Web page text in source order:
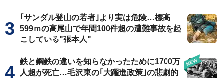
｢サンダル登山の若者｣より実は危険…標高
599ｍの高尾山で年間100件超の遭難事故を起
こしている"張本人"
鉄と鋼鉄の違いを知らなかったために1700万
人超が死亡…毛沢東の｢大躍進政策｣の悲劇的